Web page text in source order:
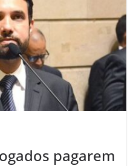
pagarem